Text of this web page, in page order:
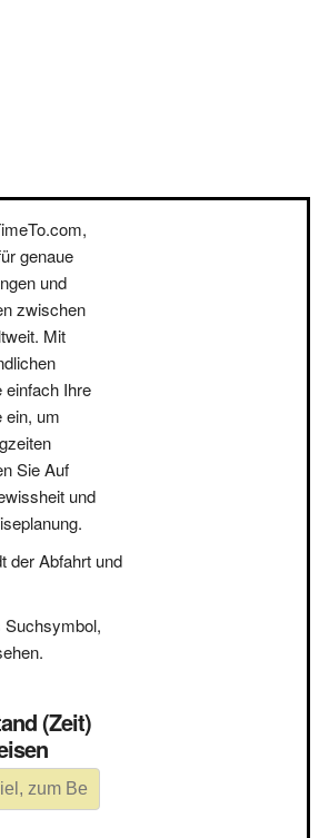
genaue
und
zwischen
Mit
einfach Ihre
ein, um
Sie Auf
und
der Abfahrt und
Suchsymbol,